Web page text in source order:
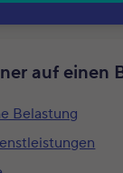
auf einen
Belastung